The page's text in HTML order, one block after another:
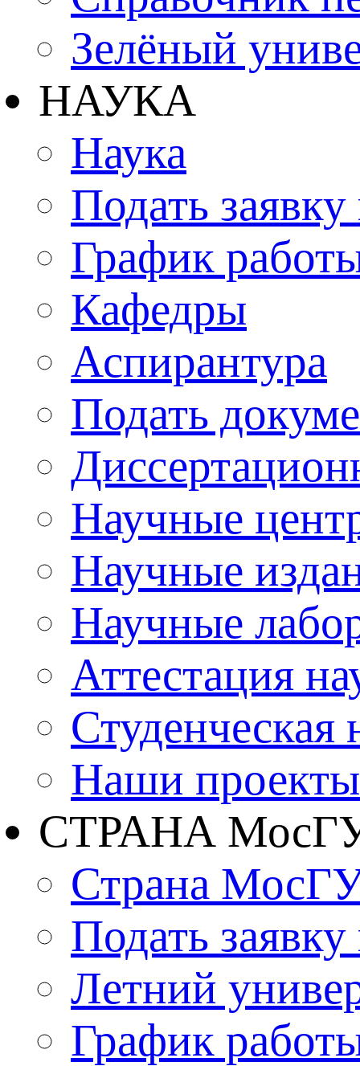
Зелёный
НАУКА
Наука
Подать
График
Кафедры
Аспирантура
Подать
Научные
Научные
Научные
Аттестация
Студенческая
Наши проекты
СТРАНА
Страна
Подать
Летний
График